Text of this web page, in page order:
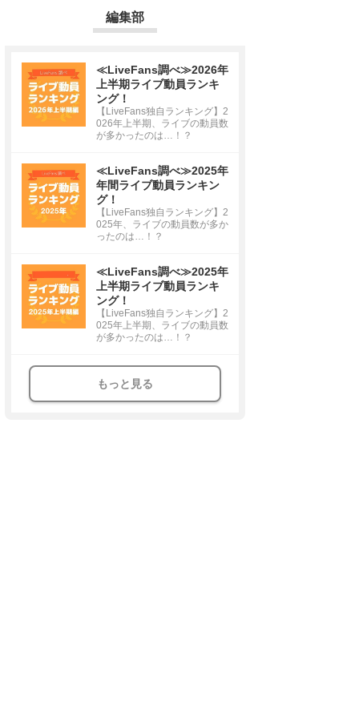
編集部
≪LiveFans調べ≫2026年
上半期ライブ動員ランキ
ング！
【LiveFans独自ランキング】2
026年上半期、ライブの動員数
が多かったのは…！？
≪LiveFans調べ≫2025年
年間ライブ動員ランキン
グ！
【LiveFans独自ランキング】2
025年、ライブの動員数が多か
ったのは…！？
≪LiveFans調べ≫2025年
上半期ライブ動員ランキ
ング！
【LiveFans独自ランキング】2
025年上半期、ライブの動員数
が多かったのは…！？
もっと見る